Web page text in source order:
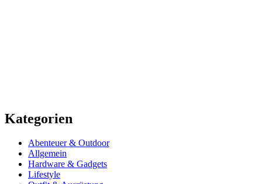
Kategorien
Abenteuer & Outdoor
Allgemein
Hardware & Gadgets
Lifestyle